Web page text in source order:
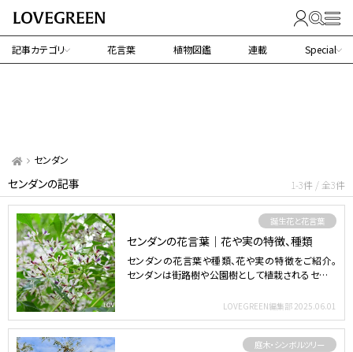
記事カテゴリ 花言葉 植物図鑑 連載 Special
センダン
センダンの記事 1-3件 / 全3件
誕生花と花言葉
センダンの花言葉｜花や実の特徴、種類
センダンの花言葉や種類、花や実の特徴をご紹介。
センダンは街路樹や公園樹として植栽されるセンダ
LOVEGREEN編集部 2025.06.01
庭木・シンボルツリー